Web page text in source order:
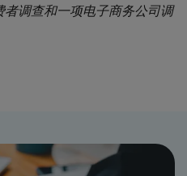
调查和一项电子商务公司调